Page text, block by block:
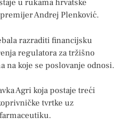
u rukama hrvatske
Andrej Plenković.
razraditi financijsku
regulatora za tržišno
na koje se poslovanje odnosi.
Agri koja postaje treći
tvrtke uz